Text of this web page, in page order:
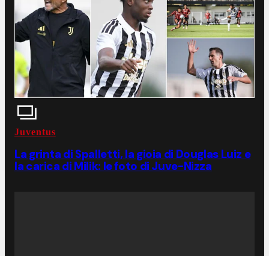
Juventus
La grinta di Spalletti, la gioia di Douglas Luiz e
la carica di Milik: le foto di Juve-Nizza